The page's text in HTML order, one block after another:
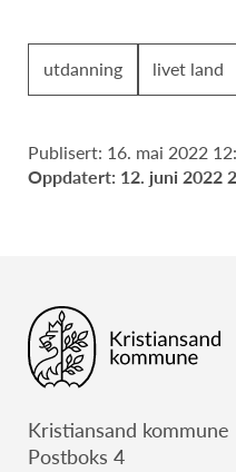
utdanning livet land
Publisert: 16. mai 2022
Oppdatert: 12. juni 2022
Kristiansand kommune
Postboks 4